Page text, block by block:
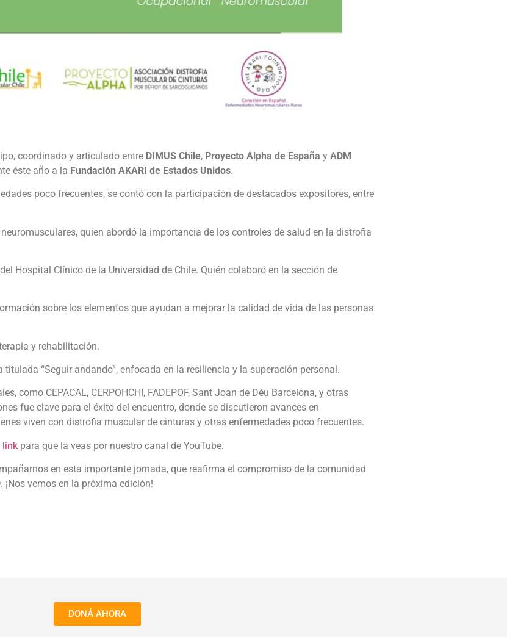
coordinado y articulado entre DIMUS Chile, Proyecto Alpha de España y ADM
éste año a la Fundación AKARI de Estados Unidos.
poco frecuentes, se contó con la participación de destacados expositores, entre
quien abordó la importancia de los controles de salud en la distrofia
Hospital Clínico de la Universidad de Chile. Quién colaboró en la sección de
sobre los elementos que ayudan a mejorar la calidad de vida de las personas
y rehabilitación.
“Seguir andando”, enfocada en la resiliencia y la superación personal.
como CEPACAL, CERPOHCHI, FADEPOF, Sant Joan de Déu Barcelona, y otras
fue clave para el éxito del encuentro, donde se discutieron avances en
viven con distrofia muscular de cinturas y otras enfermedades poco frecuentes.
link para que la veas por nuestro canal de YouTube.
en esta importante jornada, que reafirma el compromiso de la comunidad
vemos en la próxima edición!
DONÁ AHORA